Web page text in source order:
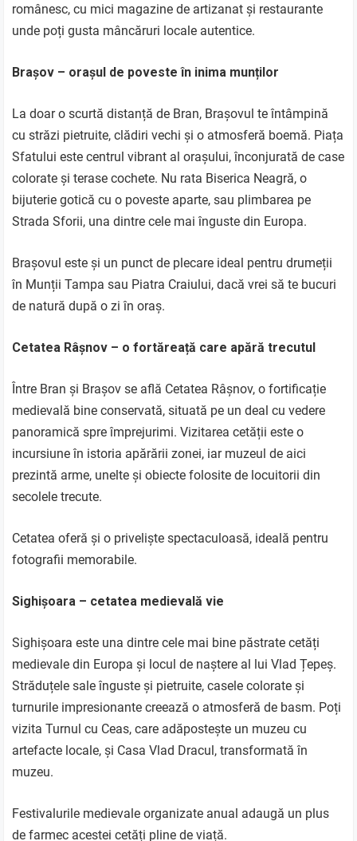
românesc, cu mici magazine de artizanat și restaurante
unde poți gusta mâncăruri locale autentice.
Brașov – orașul de poveste în inima munților
La doar o scurtă distanță de Bran, Brașovul te întâmpină
cu străzi pietruite, clădiri vechi și o atmosferă boemă. Piața
Sfatului este centrul vibrant al orașului, înconjurată de case
colorate și terase cochete. Nu rata Biserica Neagră, o
bijuterie gotică cu o poveste aparte, sau plimbarea pe
Strada Sforii, una dintre cele mai înguste din Europa.
Brașovul este și un punct de plecare ideal pentru drumeții
în Munții Tampa sau Piatra Craiului, dacă vrei să te bucuri
de natură după o zi în oraș.
Cetatea Râșnov – o fortăreață care apără trecutul
Între Bran și Brașov se află Cetatea Râșnov, o fortificație
medievală bine conservată, situată pe un deal cu vedere
panoramică spre împrejurimi. Vizitarea cetății este o
incursiune în istoria apărării zonei, iar muzeul de aici
prezintă arme, unelte și obiecte folosite de locuitorii din
secolele trecute.
Cetatea oferă și o priveliște spectaculoasă, ideală pentru
fotografii memorabile.
Sighișoara – cetatea medievală vie
Sighișoara este una dintre cele mai bine păstrate cetăți
medievale din Europa și locul de naștere al lui Vlad Țepeș.
Străduțele sale înguste și pietruite, casele colorate și
turnurile impresionante creează o atmosferă de basm. Poți
vizita Turnul cu Ceas, care adăpostește un muzeu cu
artefacte locale, și Casa Vlad Dracul, transformată în
muzeu.
Festivalurile medievale organizate anual adaugă un plus
de farmec acestei cetăți pline de viață.